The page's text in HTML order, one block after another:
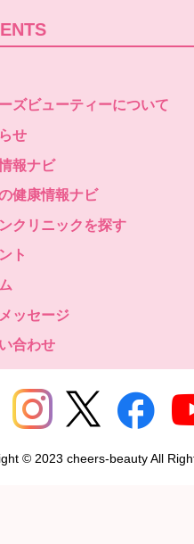
ズビューティーについて
せ
報ナビ
健康情報ナビ
クリニックを探す
ト
ッセージ
合わせ
© 2023 cheers-beauty All